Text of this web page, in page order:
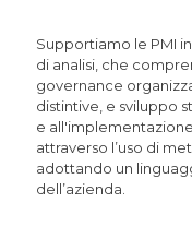
Supportiamo le PMI
di analisi, che
governance
distintive, e sviluppo
e
attraverso l’uso di
adottando un
dell’azienda.